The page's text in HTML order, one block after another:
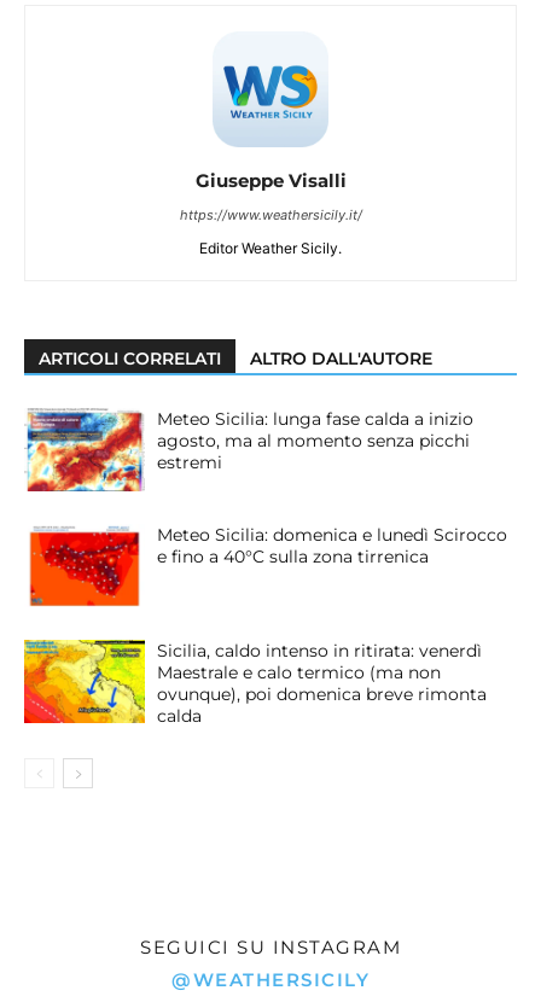
Giuseppe Visalli
https://www.weathersicily.it/
Editor Weather Sicily.
ARTICOLI CORRELATI ALTRO DALL'AUTORE
Meteo Sicilia: lunga fase calda a inizio
agosto, ma al momento senza picchi
estremi
Meteo Sicilia: domenica e lunedì Scirocco
e fino a 40°C sulla zona tirrenica
Sicilia, caldo intenso in ritirata: venerdì
Maestrale e calo termico (ma non
ovunque), poi domenica breve rimonta
calda
SEGUICI SU INSTAGRAM
@WEATHERSICILY